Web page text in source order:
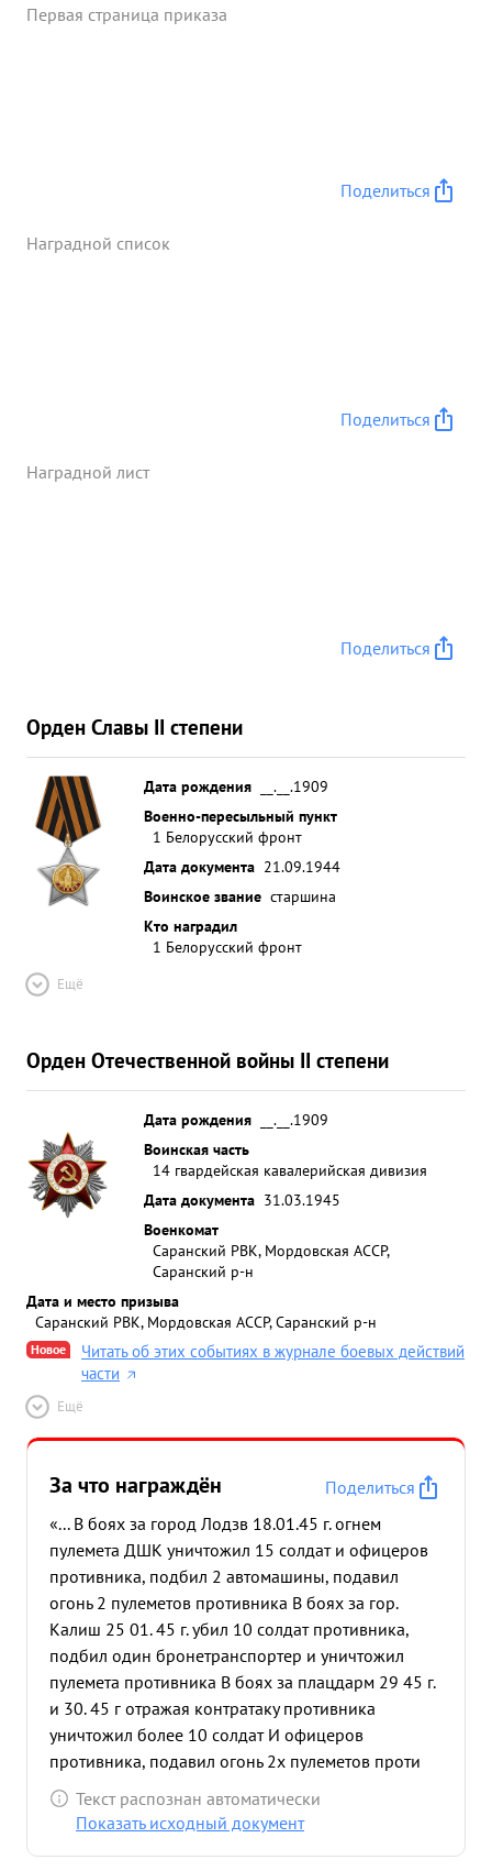
Первая страница приказа
Поделиться
Наградной список
Поделиться
Наградной лист
Поделиться
Орден Славы II степени
Дата рождения
__.__.1909
Военно-пересыльный пункт
1 Белорусский фронт
Дата документа 21.09.1944
Воинское звание старшина
Кто наградил
1 Белорусский фронт
Ещё
Орден Отечественной войны II степени
Дата рождения
__.__.1909
Воинская часть
14 гвардейская кавалерийская дивизия
Дата документа 31.03.1945
Военкомат
Саранский РВК, Мордовская АССР,
Саранский р-н
Дата и место призыва
Саранский РВК, Мордовская АССР, Саранский р-н
Новое
Читать об этих событиях в журнале боевых действий
части
Ещё
За что награждён
Поделиться
«... В боях за город Лодзв 18.01.45 г. огнем
пулемета ДШК уничтожил 15 солдат и офицеров
противника, подбил 2 автомашины, подавил
огонь 2 пулеметов противника В боях за гор.
Калиш 25 01. 45 г. убил 10 солдат противника,
подбил один бронетранспортер и уничтожил
пулемета противника В боях за плацдарм 29 45 г.
и 30. 45 г отражая контратаку противника
уничтожил более 10 солдат И офицеров
противника, подавил огонь 2х пулеметов проти
вника и удержал контратакующего противника
30.01. 45 г. прикрывая отход полка, смело
Текст распознан автоматически
Показать исходный документ